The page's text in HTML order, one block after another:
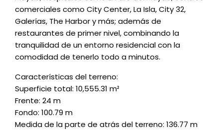
comerciales como City Center, La Isla, City 32,
Galerías, The Harbor y más; además de
restaurantes de primer nivel, combinando la
tranquilidad de un entorno residencial con la
comodidad de tenerlo todo a minutos.
Características del terreno:
Superficie total: 10,555.31 m²
Frente: 24 m
Fondo: 100.79 m
Medida de la parte de atrás del terreno: 136.77 m